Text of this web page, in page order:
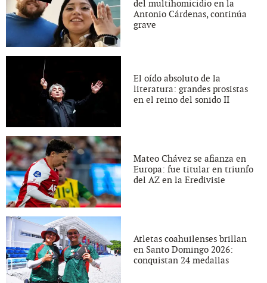
del multihomicidio en la
Antonio Cárdenas, continúa
grave
El oído absoluto de la
literatura: grandes prosistas
en el reino del sonido II
Mateo Chávez se afianza en
Europa: fue titular en triunfo
del AZ en la Eredivisie
Atletas coahuilenses brillan
en Santo Domingo 2026:
conquistan 24 medallas